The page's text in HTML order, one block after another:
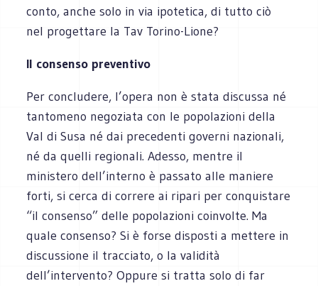
conto, anche solo in via ipotetica, di tutto ciò
nel progettare la Tav Torino-Lione?
Il consenso preventivo
Per concludere, l’opera non è stata discussa né
tantomeno negoziata con le popolazioni della
Val di Susa né dai precedenti governi nazionali,
né da quelli regionali. Adesso, mentre il
ministero dell’interno è passato alle maniere
forti, si cerca di correre ai ripari per conquistare
“il consenso” delle popolazioni coinvolte. Ma
quale consenso? Si è forse disposti a mettere in
discussione il tracciato, o la validità
dell’intervento? Oppure si tratta solo di far